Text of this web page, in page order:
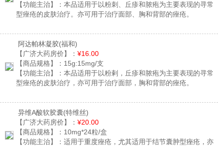
【功能主治】： 本品适用于以粉刺、丘疹和脓疱为主要表现的寻常
型痤疮的皮肤治疗。亦可用于治疗面部、胸和背部的痤疮。
阿达帕林凝胶(福和)
【广济大药房价】： ¥16.00
【商品规格】： 15g:15mg/支
【功能主治】： 本品适用于以粉剌，丘疹和脓疱为主要表现的寻常
型痤疮的皮肤治疗，亦可用于治疗面部，胸和背部的痤疮。
异维A酸软胶囊(特维丝)
【广济大药房价】： ¥20.00
【商品规格】： 10mg*24粒/盒
【功能主治】： 适用于重度痤疮，尤其适用于结节囊肿型痤疮，亦